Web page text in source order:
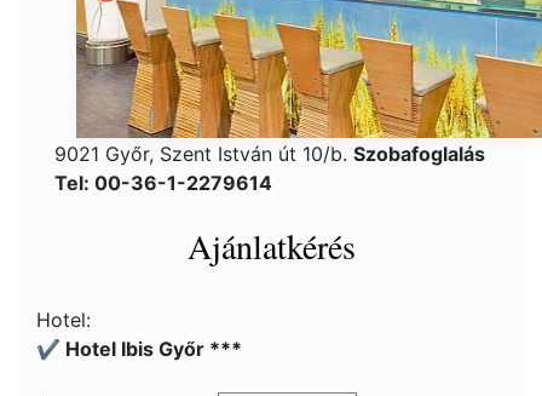
9021 Győr, Szent István út 10/b. Szobafoglalás
Tel: 00-36-1-2279614
Ajánlatkérés
Hotel:
✔️ Hotel Ibis Győr ***